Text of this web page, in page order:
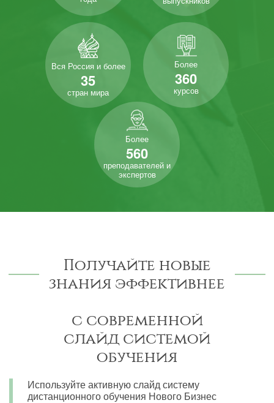
Вся Россия и более
35
стран мира
Более
360
курсов
Более
560
преподавателей и
экспертов
Получайте новые
знания эффективнее
с современной
слайд системой
обучения
Используйте активную слайд систему
дистанционного обучения Нового Бизнес